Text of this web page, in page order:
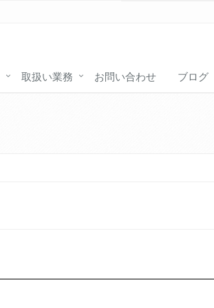
取扱い業務 お問い合わせ ブログ